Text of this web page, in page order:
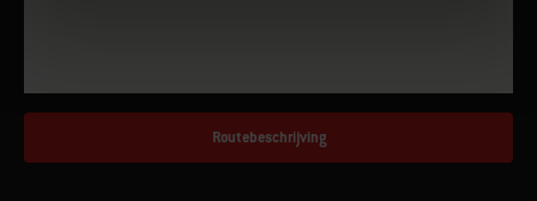
Routebeschrijving